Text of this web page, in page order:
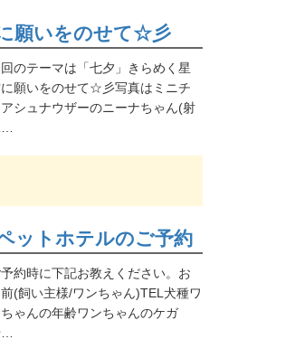
願いをのせて☆彡
のテーマは「七夕」きらめく星
願いをのせて☆彡写真はミニチ
アシュナウザーのニーナちゃん(射
…
ットホテルのご予約
約時に下記お教えください。お
(飼い主様/ワンちゃん)TEL犬種ワ
ちゃんの年齢ワンちゃんのケガ
…